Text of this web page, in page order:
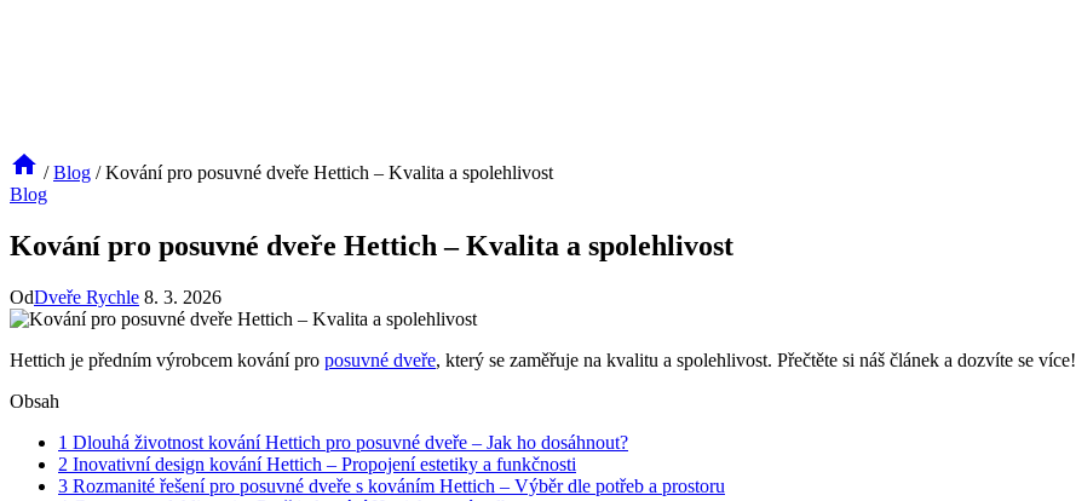
/ Blog / Kování pro posuvné dveře Hettich – Kvalita a spolehlivost
Blog
Kování pro posuvné dveře Hettich – Kvalita a spolehlivost
OdDveře Rychle 8. 3. 2026
Hettich je předním výrobcem kování pro posuvné dveře, který se zaměřuje na kvalitu a spolehlivost. Přečtěte si náš článek a dozvíte se více!
Obsah
1 Dlouhá životnost kování Hettich pro posuvné dveře – Jak ho dosáhnout?
2 Inovativní design kování Hettich – Propojení estetiky a funkčnosti
3 Rozmanité řešení pro posuvné dveře s kováním Hettich – Výběr dle potřeb a prostoru